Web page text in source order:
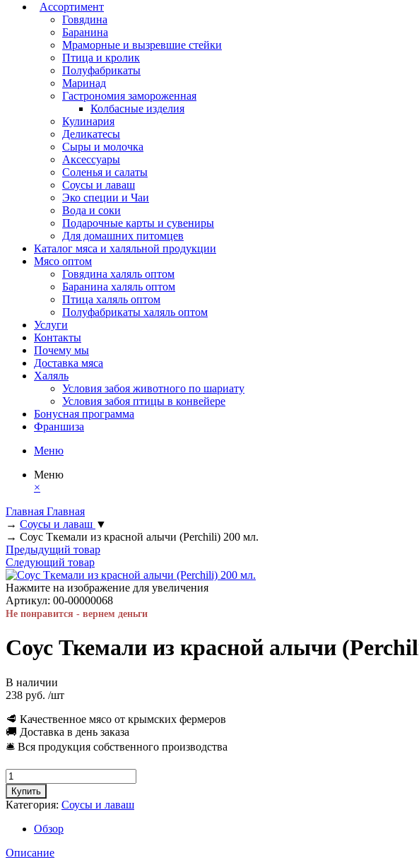
Ассортимент
Говядина
Баранина
Мраморные и вызревшие стейки
Птица и кролик
Полуфабрикаты
Маринад
Гастрономия замороженная
Колбасные изделия
Кулинария
Деликатесы
Сыры и молочка
Аксессуары
Соленья и салаты
Соусы и лаваш
Эко специи и Чаи
Вода и соки
Подарочные карты и сувениры
Для домашних питомцев
Каталог мяса и халяльной продукции
Мясо оптом
Говядина халяль оптом
Баранина халяль оптом
Птица халяль оптом
Полуфабрикаты халяль оптом
Услуги
Контакты
Почему мы
Доставка мяса
Халяль
Условия забоя животного по шариату
Условия забоя птицы в конвейере
Бонусная программа
Франшиза
Меню
Меню
×
Главная Главная
→ Соусы и лаваш ▼
→ Соус Ткемали из красной алычи (Perchili) 200 мл.
Предыдущий товар
Следующий товар
Нажмите на изображение для увеличения
Артикул: 00-00000068
Не понравится - вернем деньги
Соус Ткемали из красной алычи
В наличии
238 руб. /шт
🥩 Качественное мясо от крымских фермеров
🚚 Доставка в день заказа
🛎 Вся продукция собственного производства
Купить
Категория: Соусы и лаваш
Обзор
Описание